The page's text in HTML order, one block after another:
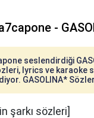
-
seslendirdiği
lyrics ve karaoke
GASOLINA*
şarkı sözleri]